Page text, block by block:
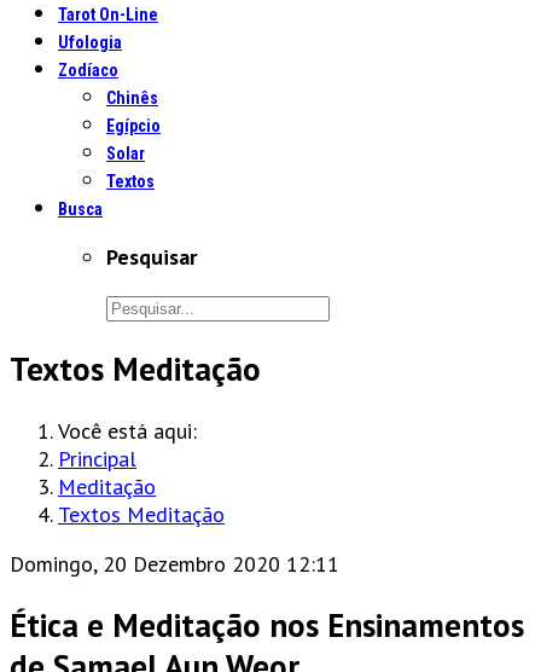
Tarot On-Line
Ufologia
Zodíaco
Chinês
Egípcio
Solar
Textos
Busca
Pesquisar
Textos Meditação
Você está aqui:
Principal
Meditação
Textos Meditação
Domingo, 20 Dezembro 2020 12:11
Ética e Meditação nos Ensinamentos